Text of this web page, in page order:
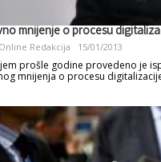
mnijenje o procesu
Redakcija 15/01/2013
prošle godine provedeno je
mnijenja o procesu